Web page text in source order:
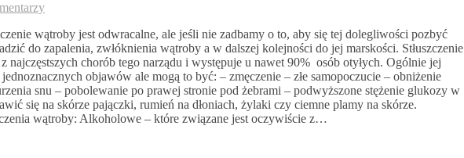
wątroby jest odwracalne, ale jeśli nie zadbamy o to, aby się tej dolegliwości pozbyć
do zapalenia, zwłóknienia wątroby a w dalszej kolejności do jej marskości. Stłuszczenie
najczęstszych chorób tego narządu i występuje u nawet 90% osób otyłych. Ogólnie jej
objawów ale mogą to być: – zmęczenie – złe samopoczucie – obniżenie
snu – pobolewanie po prawej stronie pod żebrami – podwyższone stężenie glukozy w
się na skórze pajączki, rumień na dłoniach, żylaki czy ciemne plamy na skórze.
wątroby: Alkoholowe – które związane jest oczywiście z…